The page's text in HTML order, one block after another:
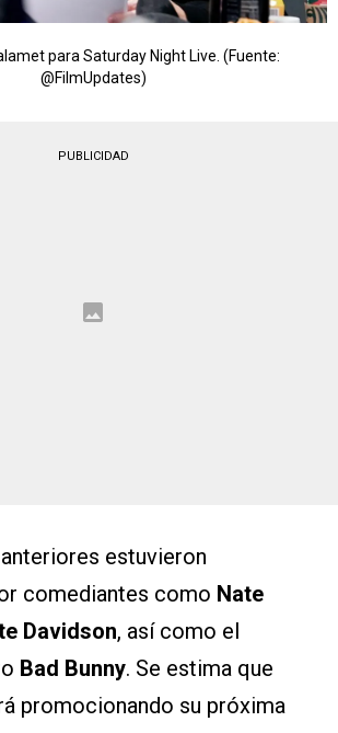
para Saturday Night Live. (Fuente:
@FilmUpdates)
PUBLICIDAD
estuvieron
comediantes como Nate
Davidson, así como el
Bad Bunny. Se estima que
promocionando su próxima